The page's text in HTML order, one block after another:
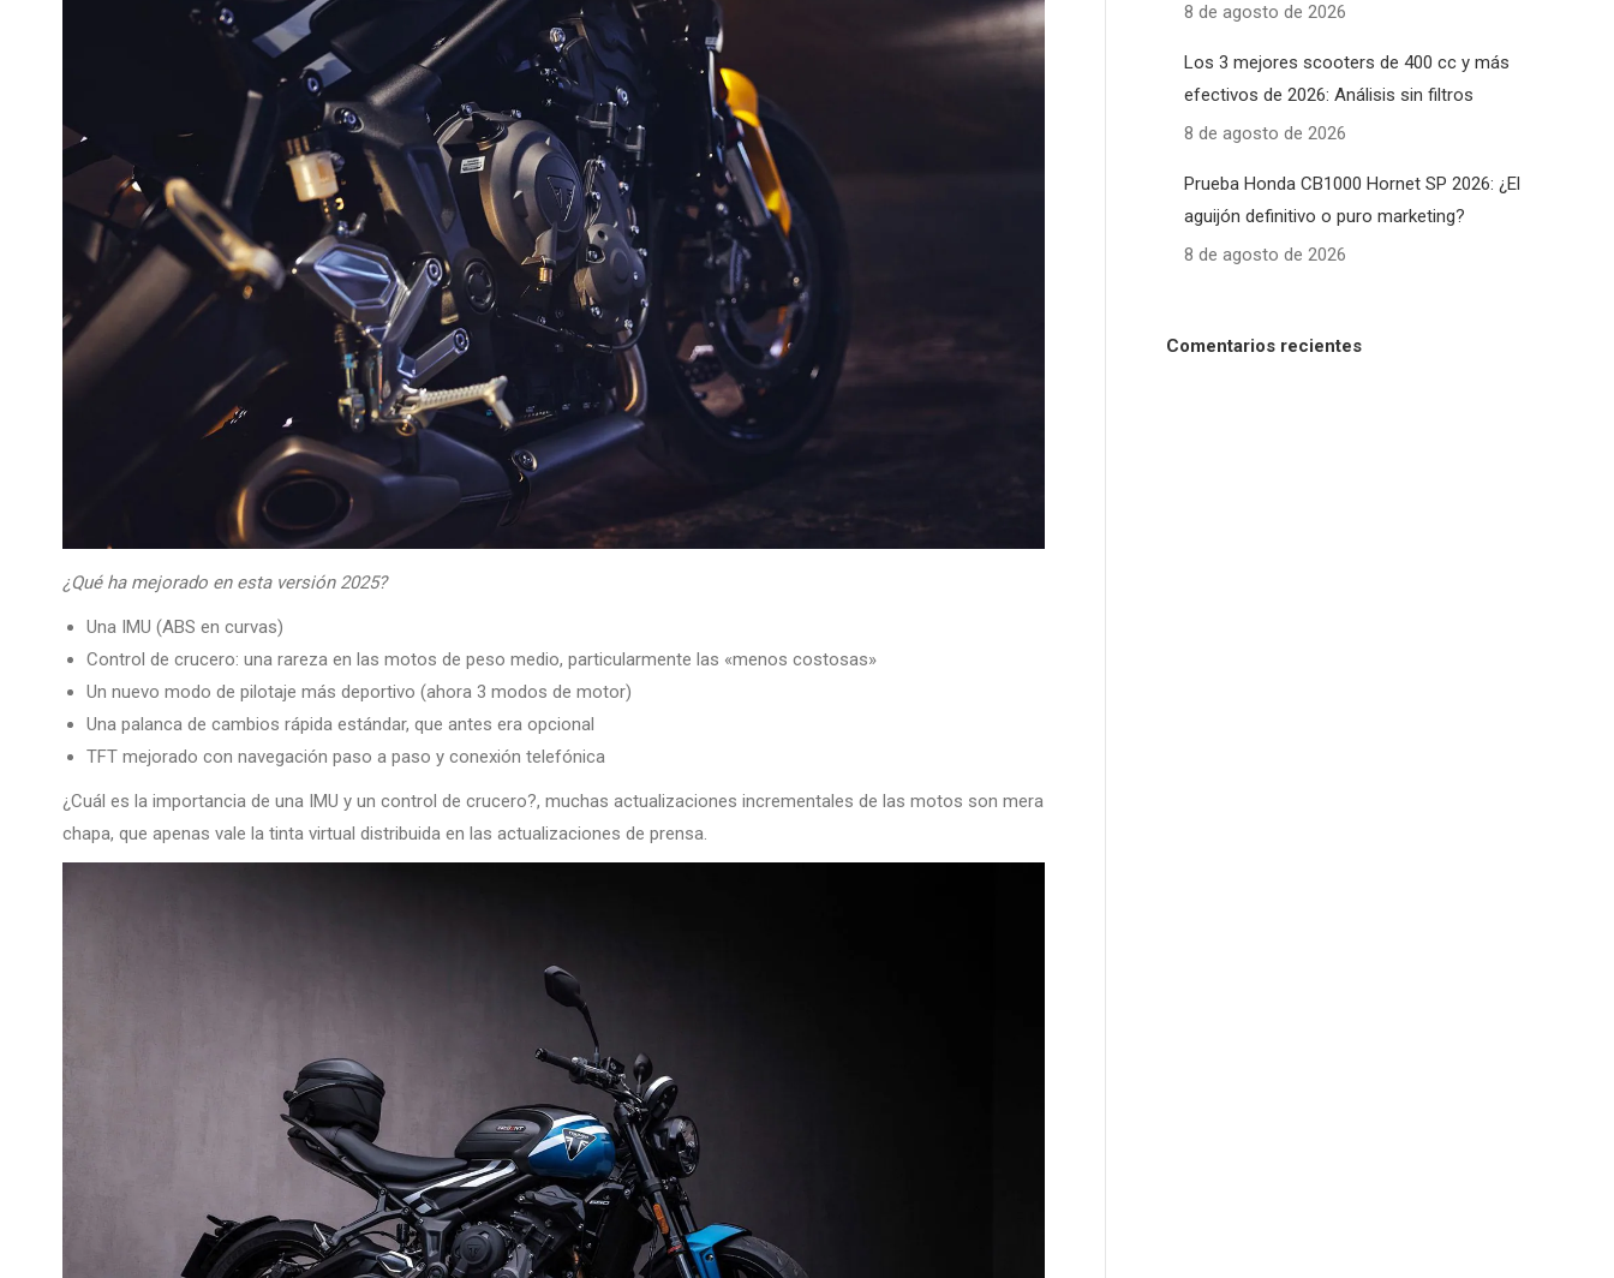
¿Qué ha mejorado en esta versión 2025?
Una IMU (ABS en curvas)
Control de crucero: una rareza en las motos de peso medio, particularmente las «menos costosas»
Un nuevo modo de pilotaje más deportivo (ahora 3 modos de motor)
Una palanca de cambios rápida estándar, que antes era opcional
TFT mejorado con navegación paso a paso y conexión telefónica
¿Cuál es la importancia de una IMU y un control de crucero?, muchas actualizaciones incrementales de las motos son mera
chapa, que apenas vale la tinta virtual distribuida en las actualizaciones de prensa.
8 de agosto de 2026
Los 3 mejores scooters de 400 cc y más
efectivos de 2026: Análisis sin filtros
8 de agosto de 2026
Prueba Honda CB1000 Hornet SP 2026: ¿El
aguijón definitivo o puro marketing?
8 de agosto de 2026
Comentarios recientes